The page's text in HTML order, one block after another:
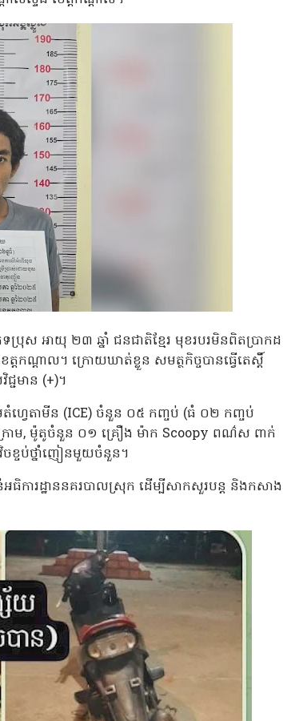
រុស អាយុ ២៣ ឆ្នាំ ជនជាតិខ្មែរ មុខរបរមិនពិតប្រាកដ
កណ្ដាល។ ក្រោយឃាត់ខ្លួន សមត្ថកិច្ចបានធ្វើតេស្តិ៍
មាន (+)។
តំហ្វេតាមីន (ICE) ចំនួន ០៥ កញ្ចប់ (ធំ ០២ កញ្ចប់
ាម, ម៉ូតូចំនួន ០១ គ្រឿង ម៉ាក Scoopy ពណ៌ស ពាក់
ខ្ចប់ថ្នាំញៀនមួយចំនួន។
ធិការដ្ឋាននគរបាលស្រុក ដើម្បីសាកសួរបន្ត និងកសាង